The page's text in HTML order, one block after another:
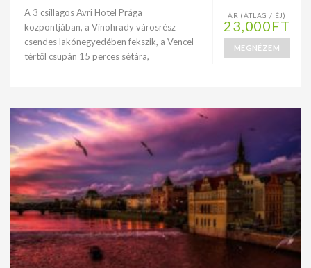
A 3 csillagos Avri Hotel Prága
központjában, a Vinohrady városrész
csendes lakónegyedében fekszik, a Vencel
tértől csupán 15 perces sétára,
ÁR (ÁTLAG / ÉJ)
23,000FT
MEGNÉZEM